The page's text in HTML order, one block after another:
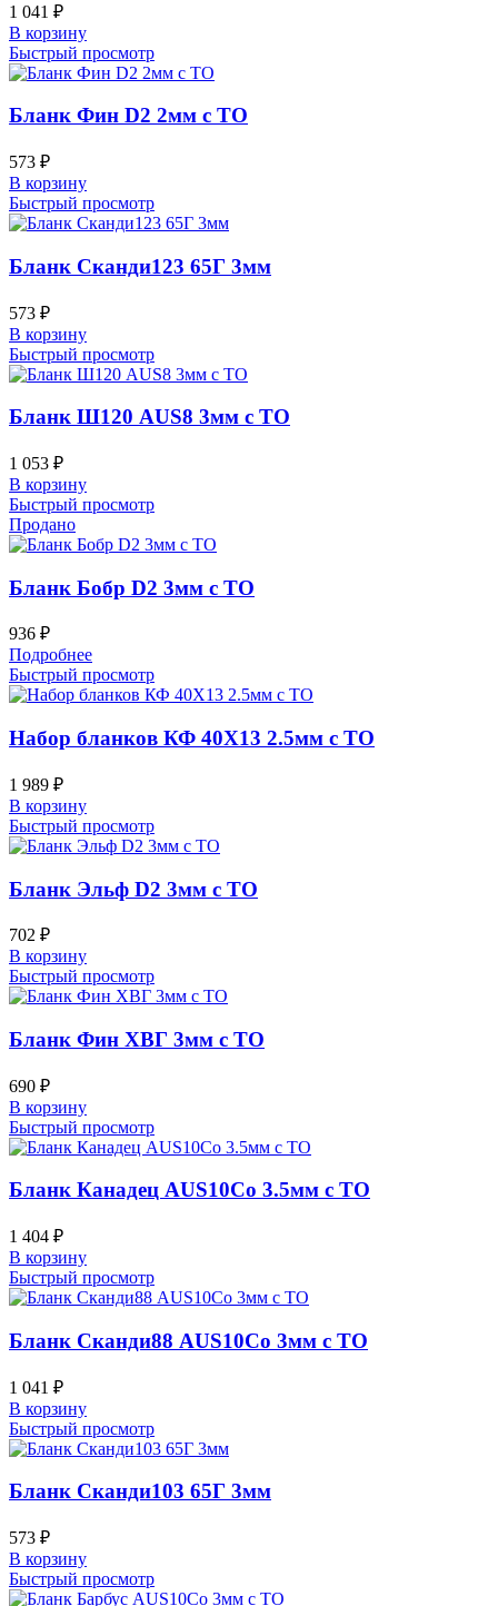
1 041 ₽
В корзину
Быстрый просмотр
Бланк Фин D2 2мм с ТО
573 ₽
В корзину
Быстрый просмотр
Бланк Сканди123 65Г 3мм
573 ₽
В корзину
Быстрый просмотр
Бланк Ш120 AUS8 3мм с ТО
1 053 ₽
В корзину
Быстрый просмотр
Продано
Бланк Бобр D2 3мм с ТО
936 ₽
Подробнее
Быстрый просмотр
Набор бланков КФ 40Х13 2.5мм с ТО
1 989 ₽
В корзину
Быстрый просмотр
Бланк Эльф D2 3мм с ТО
702 ₽
В корзину
Быстрый просмотр
Бланк Фин ХВГ 3мм с ТО
690 ₽
В корзину
Быстрый просмотр
Бланк Канадец AUS10Co 3.5мм с ТО
1 404 ₽
В корзину
Быстрый просмотр
Бланк Сканди88 AUS10Co 3мм с ТО
1 041 ₽
В корзину
Быстрый просмотр
Бланк Сканди103 65Г 3мм
573 ₽
В корзину
Быстрый просмотр